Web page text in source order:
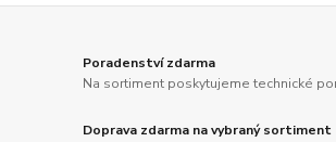
Poradenství zdarma
Na sortiment poskytujeme technické
Doprava zdarma na vybraný sortiment